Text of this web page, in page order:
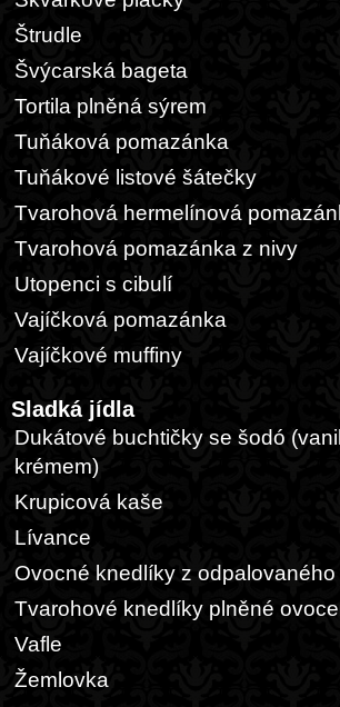
Štrudle
Švýcarská bageta
Tortila plněná sýrem
Tuňáková pomazánka
Tuňákové listové šátečky
Tvarohová hermelínová
Tvarohová pomazánka z nivy
Utopenci s cibulí
Vajíčková pomazánka
Vajíčkové muffiny
Sladká jídla
Dukátové buchtičky se šodó
krémem)
Krupicová kaše
Lívance
Ovocné knedlíky z odpalovaného
Tvarohové knedlíky plněné
Vafle
Žemlovka